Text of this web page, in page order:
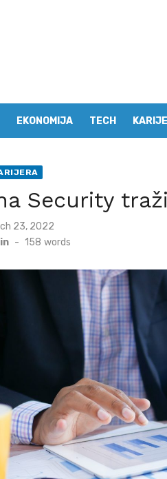
EKONOMIJA TECH
Security
23, 2022
- 158 words